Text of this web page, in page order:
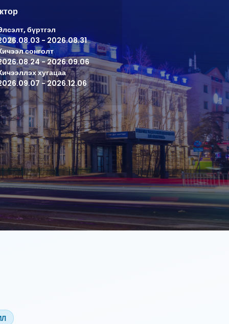
бүртгэл
- 2026.08.31
сонголт
- 2026.09.06
хугацаа
- 2026.12.06